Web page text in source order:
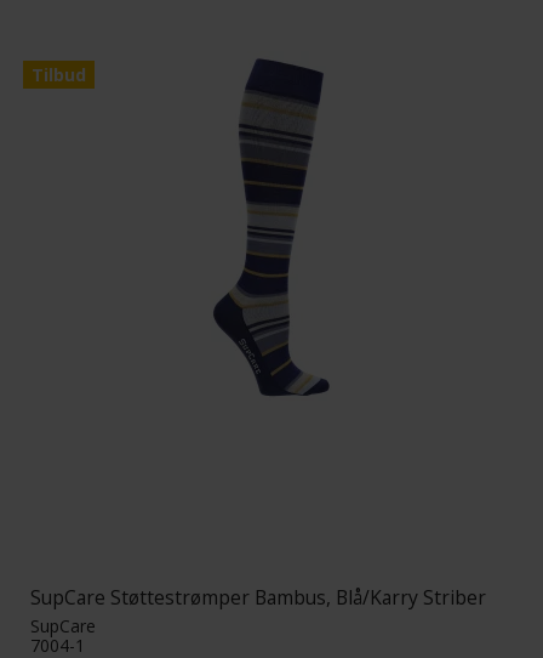
Tilbud
SupCare Støttestrømper Bambus, Blå/Karry Striber
SupCare
7004-1